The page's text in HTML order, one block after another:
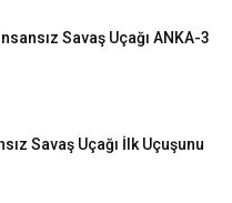
Savaş Uçağı ANKA-3
Savaş Uçağı İlk Uçuşunu